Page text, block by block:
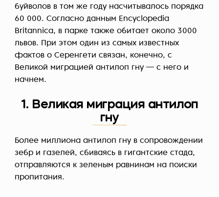
буйволов в том же году насчитывалось порядка
60 000. Согласно данным Encyclopedia
Britannica, в парке также обитает около 3000
львов. При этом один из самых известных
фактов о Серенгети связан, конечно, с
Великой миграцией антилоп гну — с него и
начнем.
1. Великая миграция антилоп
гну
Более миллиона антилоп гну в сопровождении
зебр и газелей, сбиваясь в гигантские стада,
отправляются к зеленым равнинам на поиски
пропитания.